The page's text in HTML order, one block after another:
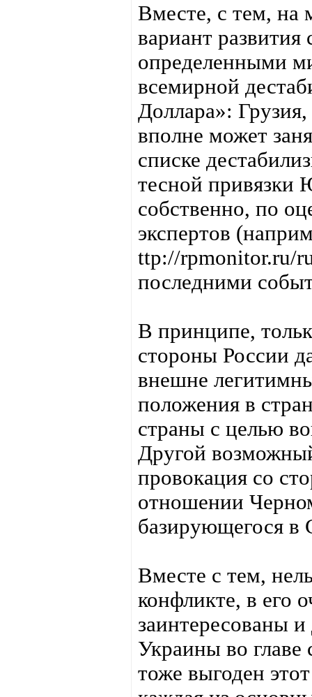
Вместе, с тем, на
вариант
определенными
всемирной
Доллара»:
вполне может
списке
тесной привязки
собственно, по
экспертов
ttp://rpmonitor.ru/
последними
В принципе,
стороны России
внешне
положения в
страны с целью
Другой
провокация со
отношении
базирующегося в
Вместе с тем,
конфликте, в его
заинтересованы
Украины во
тоже выгоден